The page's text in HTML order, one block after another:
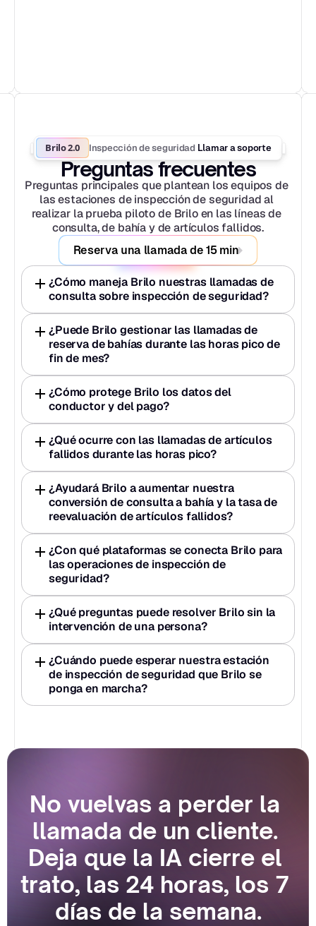
Brilo 2.0 Inspección de seguridad Llamar a soporte
Preguntas frecuentes
Preguntas principales que plantean los equipos de
las estaciones de inspección de seguridad al
realizar la prueba piloto de Brilo en las líneas de
consulta, de bahía y de artículos fallidos.
Reserva una llamada de 15 min
¿Cómo maneja Brilo nuestras llamadas de
consulta sobre inspección de seguridad?
¿Puede Brilo gestionar las llamadas de
reserva de bahías durante las horas pico de
fin de mes?
¿Cómo protege Brilo los datos del
conductor y del pago?
¿Qué ocurre con las llamadas de artículos
fallidos durante las horas pico?
¿Ayudará Brilo a aumentar nuestra
conversión de consulta a bahía y la tasa de
reevaluación de artículos fallidos?
¿Con qué plataformas se conecta Brilo para
las operaciones de inspección de
seguridad?
¿Qué preguntas puede resolver Brilo sin la
intervención de una persona?
¿Cuándo puede esperar nuestra estación
de inspección de seguridad que Brilo se
ponga en marcha?
No vuelvas a perder la
llamada de un cliente.
Deja que la IA cierre el
trato, las 24 horas, los 7
días de la semana.